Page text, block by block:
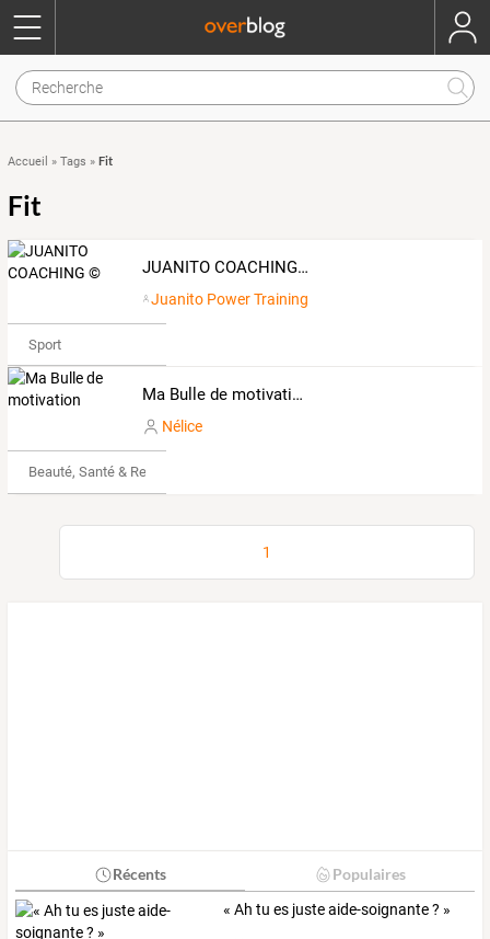
Accueil » Tags » Fit
Fit
JUANITO COACHING ©
Juanito Power Training
Sport
Ma Bulle de motivation
Nélice
Beauté, Santé & Remise en forme
1
Récents Populaires
« Ah tu es juste aide-soignante ? »